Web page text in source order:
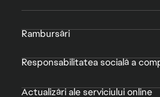
Rambursări
Responsabilitatea socială a
Actualizări ale serviciului online